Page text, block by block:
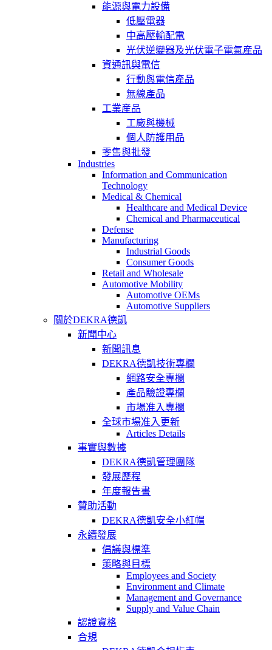
能源與電力設備
低壓電器
中高壓輸配電
光伏逆變器及光伏電子電氣産品
資通訊與電信
行動與電信產品
無線產品
工業産品
工廠與機械
個人防護用品
零售與批發
Industries
Information and Communication
Technology
Medical & Chemical
Healthcare and Medical Device
Chemical and Pharmaceutical
Defense
Manufacturing
Industrial Goods
Consumer Goods
Retail and Wholesale
Automotive Mobility
Automotive OEMs
Automotive Suppliers
關於DEKRA德凱
新聞中心
新聞訊息
DEKRA德凱技術專欄
網路安全專欄
產品驗證專欄
市場准入專欄
全球市場准入更新
Articles Details
事實與數據
DEKRA德凱管理團隊
發展歷程
年度報告書
贊助活動
DEKRA德凱安全小紅帽
永續發展
倡議與標準
策略與目標
Employees and Society
Environment and Climate
Management and Governance
Supply and Value Chain
認證資格
合規